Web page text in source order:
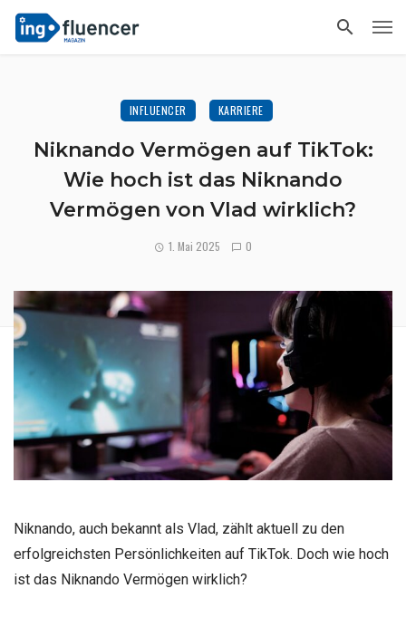
INFLUENCER KARRIERE
Niknando Vermögen auf TikTok:
Wie hoch ist das Niknando
Vermögen von Vlad wirklich?
1. Mai 2025 0
Niknando, auch bekannt als Vlad, zählt aktuell zu den
erfolgreichsten Persönlichkeiten auf TikTok. Doch wie hoch
ist das Niknando Vermögen wirklich?